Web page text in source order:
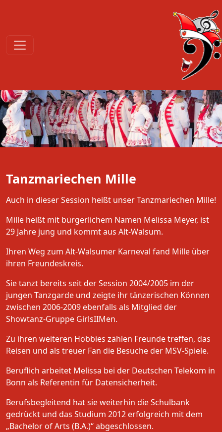
Tanzmariechen Mille
Auch in dieser Session heißt unser Tanzmariechen Mille!
Mille heißt mit bürgerlichem Namen Melissa Meyer, ist
29 Jahre jung und kommt aus Alt-Walsum.
Ihren Weg zum Alt-Walsumer Karneval fand Mille über
ihren Freundeskreis.
Sie tanzt bereits seit der Session 2004/2005 im der
jungen Tanzgarde und zeigte ihr tänzerischen Können
zwischen 2006-2009 ebenfalls als Mitglied der
Showtanz-Gruppe GirlsIIMen.
Zu ihren weiteren Hobbies zählen Freunde treffen, das
Reisen und als treuer Fan die Besuche der MSV-Spiele.
Beruflich arbeitet Melissa bei der Deutschen Telekom in
Bonn als Referentin für Datensicherheit.
Berufsbegleitend hat sie weiterhin die Schulbank
gedrückt und das Studium 2012 erfolgreich mit dem
„Bachelor of Arts (B.A.)“ abgeschlossen.